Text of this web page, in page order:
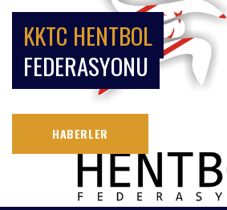
KKTC HENTBOL
FEDERASYONU
HABERLER